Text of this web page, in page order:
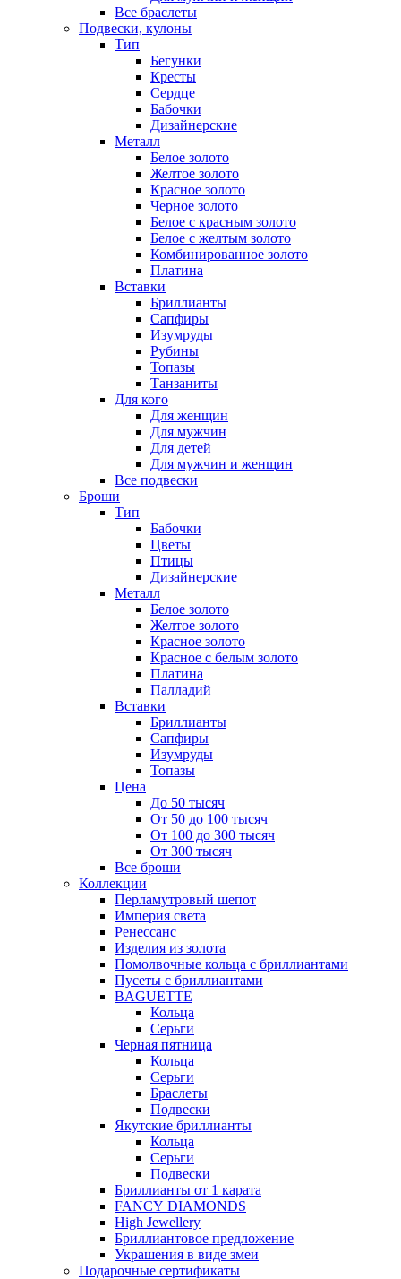
Все браслеты
Подвески, кулоны
Тип
Бегунки
Кресты
Сердце
Бабочки
Дизайнерские
Металл
Белое золото
Желтое золото
Красное золото
Черное золото
Белое с красным золото
Белое с желтым золото
Комбинированное золото
Платина
Вставки
Бриллианты
Сапфиры
Изумруды
Рубины
Топазы
Танзаниты
Для кого
Для женщин
Для мужчин
Для детей
Для мужчин и женщин
Все подвески
Броши
Тип
Бабочки
Цветы
Птицы
Дизайнерские
Металл
Белое золото
Желтое золото
Красное золото
Красное с белым золото
Платина
Палладий
Вставки
Бриллианты
Сапфиры
Изумруды
Топазы
Цена
До 50 тысяч
От 50 до 100 тысяч
От 100 до 300 тысяч
От 300 тысяч
Все броши
Коллекции
Перламутровый шепот
Империя света
Ренессанс
Изделия из золота
Помолвочные кольца с бриллиантами
Пусеты с бриллиантами
BAGUETTE
Кольца
Серьги
Черная пятница
Кольца
Серьги
Браслеты
Подвески
Якутские бриллианты
Кольца
Серьги
Подвески
Бриллианты от 1 карата
FANCY DIAMONDS
High Jewellery
Бриллиантовое предложение
Украшения в виде змеи
Подарочные сертификаты